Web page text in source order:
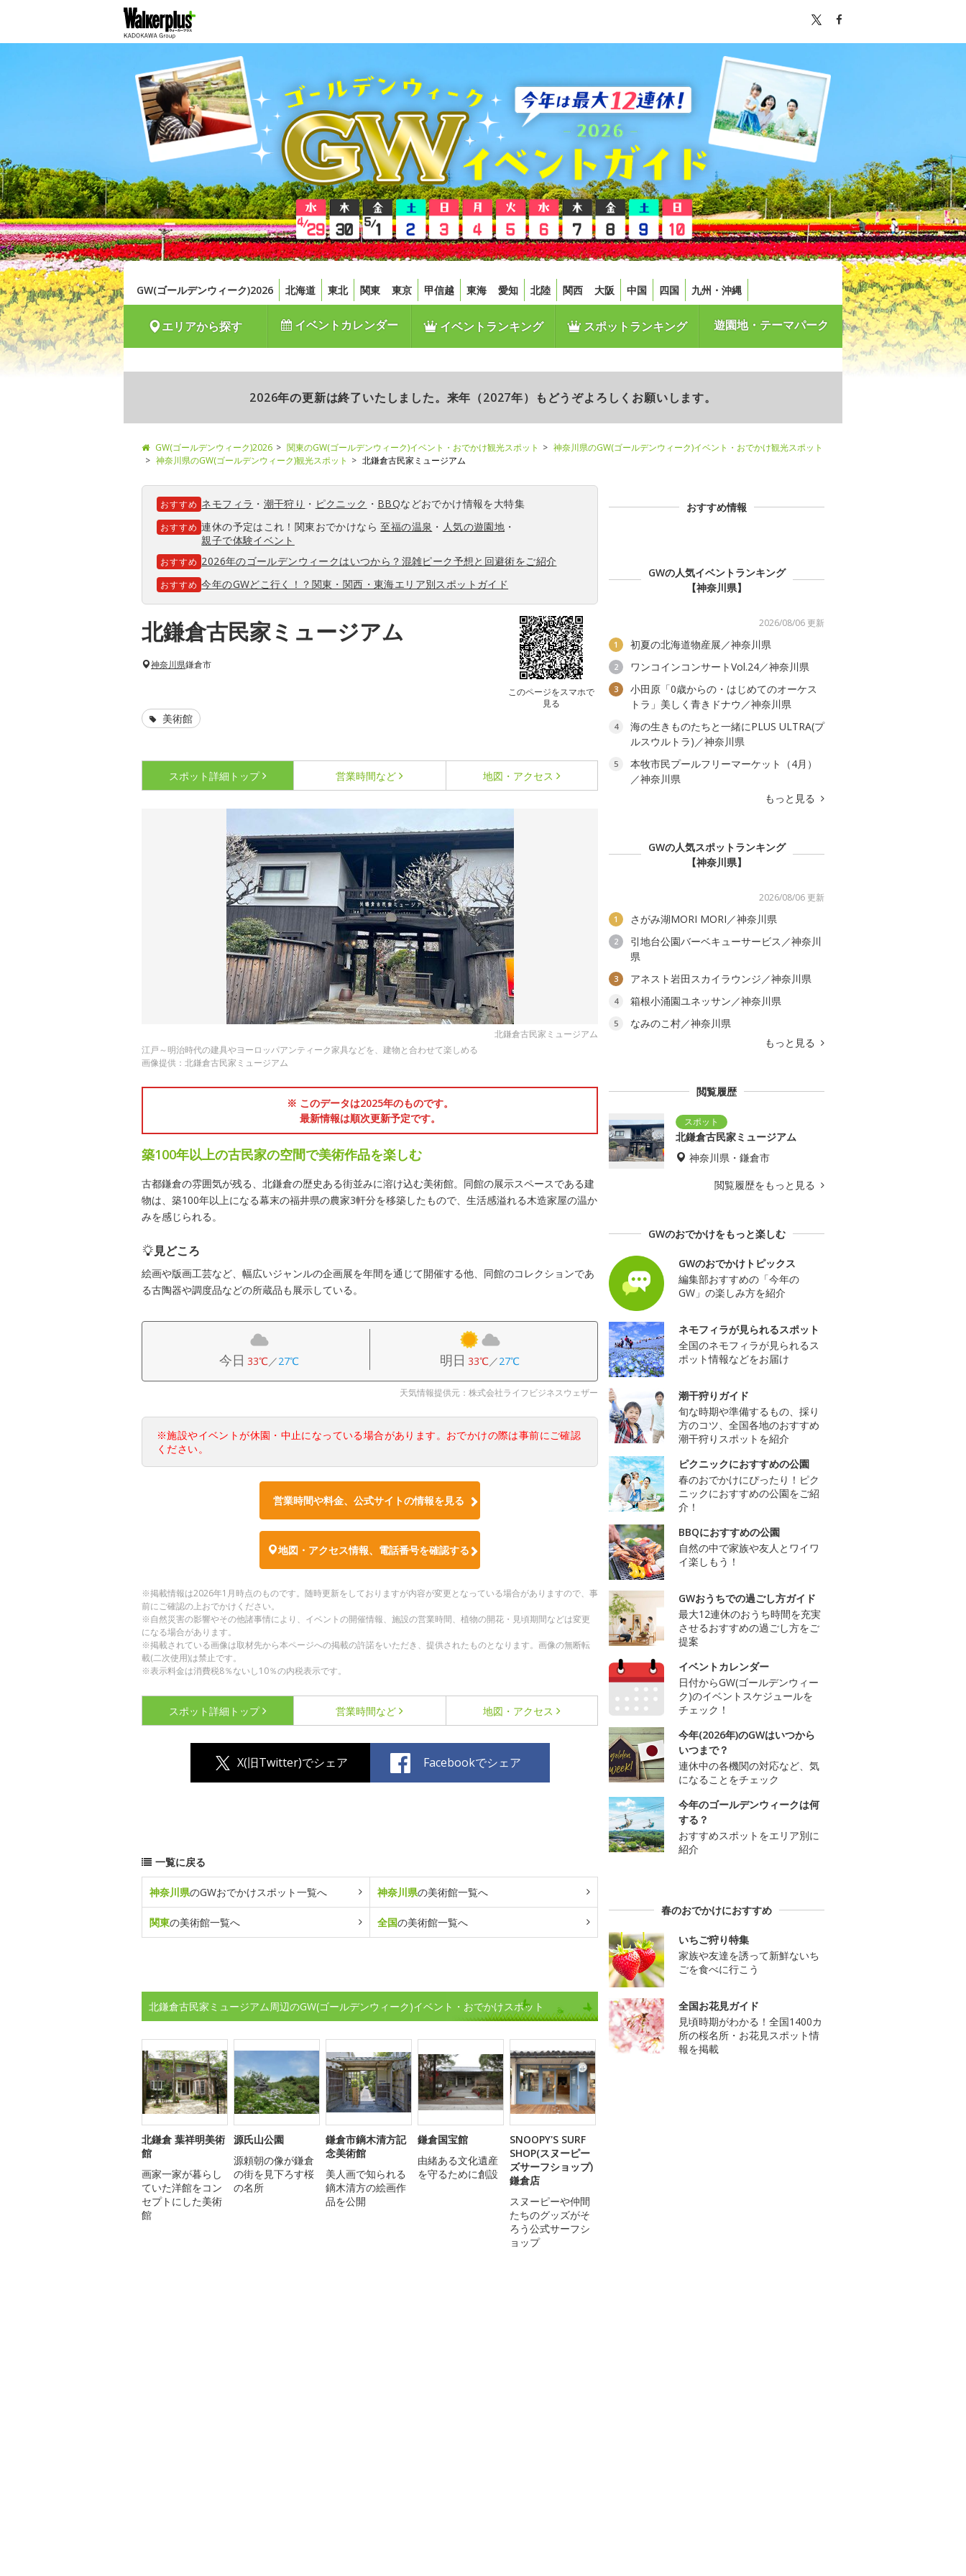
GW(ゴールデンウィーク)2026 北海道 東北 関東 東京 甲信越 東海 愛知 北陸 関西 大阪 中国 四国 九州・沖縄
エリアから探す イベントカレンダー イベントランキング スポットランキング 遊園地・テーマパーク
2026年の更新は終了いたしました。来年（2027年）もどうぞよろしくお願いします。
GW(ゴールデンウィーク)2026 関東のGW(ゴールデンウィーク)イベント・おでかけ観光スポット
神奈川県のGW(ゴールデンウィーク)イベント・おでかけ観光スポット
神奈川県のGW(ゴールデンウィーク)観光スポット
北鎌倉古民家ミュージアム
おすすめ ネモフィラ ・ 潮干狩り ・ ピクニック ・ BBQなどおでかけ情報を大特集
おすすめ 連休の予定はこれ！関東おでかけなら至福の温泉 ・ 人気の遊園地 ・
親子で体験イベント
おすすめ 2026年のゴールデンウィークはいつから？混雑ピーク予想と回避術をご紹介
おすすめ 今年のGWどこ行く！？関東・関西・東海エリア別スポットガイド
北鎌倉古民家ミュージアム
このページをスマホで
見る
神奈川県鎌倉市
美術館
スポット詳細 トップ 営業時間など 地図・アクセス
北鎌倉古民家ミュージアム
江戸～明治時代の建具やヨーロッパアンティーク家具などを、建物と合わせて楽しめる
画像提供：北鎌倉古民家ミュージアム
※ このデータは2025年のものです。
最新情報は順次更新予定です。
築100年以上の古民家の空間で美術作品を楽しむ
古都鎌倉の雰囲気が残る、北鎌倉の歴史ある街並みに溶け込む美術館。同館の展示スペースである建
物は、築100年以上になる幕末の福井県の農家3軒分を移築したもので、生活感溢れる木造家屋の温か
みを感じられる。
見どころ
絵画や版画工芸など、幅広いジャンルの企画展を年間を通じて開催する他、同館のコレクションであ
る古陶器や調度品などの所蔵品も展示している。
今日 33℃／27℃ 明日 33℃／27℃
天気情報提供元：株式会社ライフビジネスウェザー
※施設やイベントが休園・中止になっている場合があります。おでかけの際は事前にご確認
ください。
営業時間や料金、公式サイトの情報を見る
地図・アクセス情報、電話番号を確認する
※掲載情報は2026年1月時点のものです。随時更新をしておりますが内容が変更となっている場合がありますので、事
前にご確認の上おでかけください。
※自然災害の影響やその他諸事情により、イベントの開催情報、施設の営業時間、植物の開花・見頃期間などは変更
になる場合があります。
※掲載されている画像は取材先から本ページへの掲載の許諾をいただき、提供されたものとなります。画像の無断転
載(二次使用)は禁止です。
※表示料金は消費税8％ないし10％の内税表示です。
スポット詳細 トップ 営業時間など 地図・アクセス
X(旧Twitter)でシェア Facebookでシェア
一覧に戻る
神奈川県のGWおでかけスポット一覧へ 神奈川県の美術館一覧へ
関東の美術館一覧へ 全国の美術館一覧へ
北鎌倉古民家ミュージアム周辺のGW(ゴールデンウィーク)イベント・おでかけスポット
北鎌倉 葉祥明美術
館
画家一家が暮らし
ていた洋館をコン
セプトにした美術
館
源氏山公園
源頼朝の像が鎌倉
の街を見下ろす桜
の名所
鎌倉市鏑木清方記
念美術館
美人画で知られる
鏑木清方の絵画作
品を公開
鎌倉国宝館
由緒ある文化遺産
を守るために創設
SNOOPY'S SURF
SHOP(スヌーピー
ズサーフショップ)
鎌倉店
スヌーピーや仲間
たちのグッズがそ
ろう公式サーフシ
ョップ
おすすめ情報
GWの人気イベントランキング
【神奈川県】
2026/08/06 更新
1 初夏の北海道物産展／神奈川県
2 ワンコインコンサートVol.24／神奈川県
3
小田原「0歳からの・はじめてのオーケス
トラ」美しく青きドナウ／神奈川県
4
海の生きものたちと一緒にPLUS ULTRA(プ
ルスウルトラ)／神奈川県
5
本牧市民プールフリーマーケット（4月）
／神奈川県
もっと見る
GWの人気スポットランキング
【神奈川県】
2026/08/06 更新
1 さがみ湖MORI MORI／神奈川県
2
引地台公園バーベキューサービス／神奈川
県
3 アネスト岩田スカイラウンジ／神奈川県
4 箱根小涌園ユネッサン／神奈川県
5
なみのこ村／神奈川県
もっと見る
閲覧履歴
北鎌倉古民家ミュージアム
神奈川県・鎌倉市
閲覧履歴をもっと見る
GWのおでかけをもっと楽しむ
GWのおでかけトピックス
編集部おすすめの「今年の
GW」の楽しみ方を紹介
ネモフィラが見られるスポット
全国のネモフィラが見られるス
ポット情報などをお届け
潮干狩りガイド
旬な時期や準備するもの、採り
方のコツ、全国各地のおすすめ
潮干狩りスポットを紹介
ピクニックにおすすめの公園
春のおでかけにぴったり！ピク
ニックにおすすめの公園をご紹
介！
BBQにおすすめの公園
自然の中で家族や友人とワイワ
イ楽しもう！
GWおうちでの過ごし方ガイド
最大12連休のおうち時間を充実
させるおすすめの過ごし方をご
提案
イベントカレンダー
日付からGW(ゴールデンウィー
ク)のイベントスケジュールを
チェック！
今年(2026年)のGWはいつから
いつまで？
連休中の各機関の対応など、気
になることをチェック
今年のゴールデンウィークは何
する？
おすすめスポットをエリア別に
紹介
春のおでかけにおすすめ
いちご狩り特集
家族や友達を誘って新鮮ないち
ごを食べに行こう
全国お花見ガイド
見頃時期がわかる！全国1400カ
所の桜名所・お花見スポット情
報を掲載